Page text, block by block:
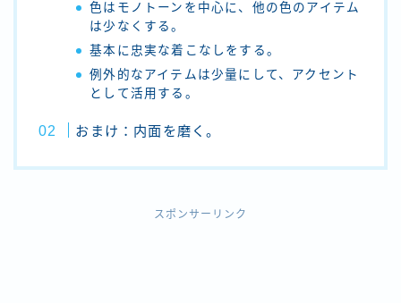
色はモノトーンを中心に、他の色のアイテム
は少なくする。
基本に忠実な着こなしをする。
例外的なアイテムは少量にして、アクセント
として活用する。
おまけ：内面を磨く。
スポンサーリンク